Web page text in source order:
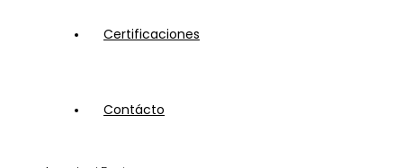
Certificaciones
Contácto